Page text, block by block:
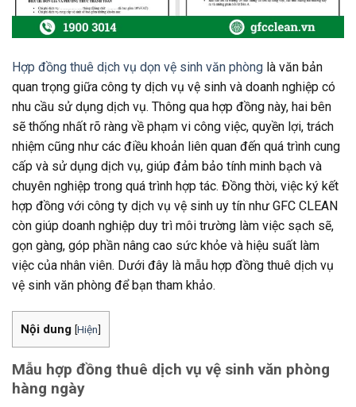
Hợp đồng thuê dịch vụ dọn vệ sinh văn phòng là văn bản
quan trọng giữa công ty dịch vụ vệ sinh và doanh nghiệp có
nhu cầu sử dụng dịch vụ. Thông qua hợp đồng này, hai bên
sẽ thống nhất rõ ràng về phạm vi công việc, quyền lợi, trách
nhiệm cũng như các điều khoản liên quan đến quá trình cung
cấp và sử dụng dịch vụ, giúp đảm bảo tính minh bạch và
chuyên nghiệp trong quá trình hợp tác. Đồng thời, việc ký kết
hợp đồng với công ty dịch vụ vệ sinh uy tín như GFC CLEAN
còn giúp doanh nghiệp duy trì môi trường làm việc sạch sẽ,
gọn gàng, góp phần nâng cao sức khỏe và hiệu suất làm
việc của nhân viên. Dưới đây là mẫu hợp đồng thuê dịch vụ
vệ sinh văn phòng để bạn tham khảo.
Nội dung [Hiện]
Mẫu hợp đồng thuê dịch vụ vệ sinh văn phòng
hàng ngày